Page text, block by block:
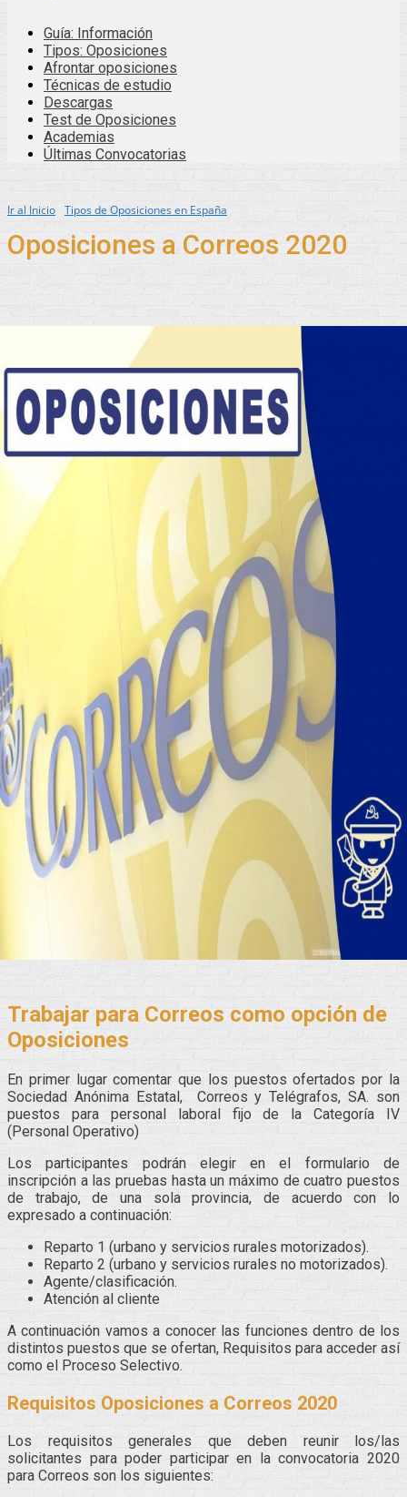
Guía: Información
Tipos: Oposiciones
Afrontar oposiciones
Técnicas de estudio
Descargas
Test de Oposiciones
Academias
Últimas Convocatorias
Ir al Inicio Tipos de Oposiciones en España
Oposiciones a Correos 2020
Trabajar para Correos como opción de
Oposiciones
En primer lugar comentar que los puestos ofertados por la
Sociedad Anónima Estatal, Correos y Telégrafos, SA. son
puestos para personal laboral fijo de la Categoría IV
(Personal Operativo)
Los participantes podrán elegir en el formulario de
inscripción a las pruebas hasta un máximo de cuatro puestos
de trabajo, de una sola provincia, de acuerdo con lo
expresado a continuación:
Reparto 1 (urbano y servicios rurales motorizados).
Reparto 2 (urbano y servicios rurales no motorizados).
Agente/clasificación.
Atención al cliente
A continuación vamos a conocer las funciones dentro de los
distintos puestos que se ofertan, Requisitos para acceder así
como el Proceso Selectivo.
Requisitos Oposiciones a Correos 2020
Los requisitos generales que deben reunir los/las
solicitantes para poder participar en la convocatoria 2020
para Correos son los siguientes: